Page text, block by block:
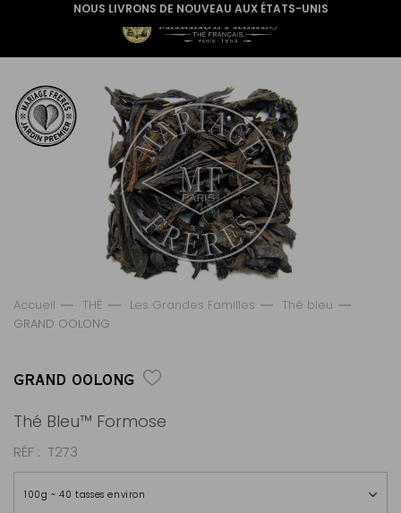
NOUS LIVRONS DE NOUVEAU AUX ÉTATS-UNIS
Accueil THÉ Les Grandes Familles
Thé bleu
GRAND OOLONG
GRAND OOLONG
Thé Bleu™ Formose
RÉF T273
100g ~ 40 tasses environ